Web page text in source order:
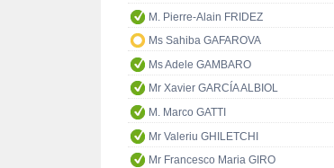
M. Pierre-Alain FRIDEZ
Ms Sahiba GAFAROVA
Ms Adele GAMBARO
Mr Xavier GARCÍA ALBIOL
M. Marco GATTI
Mr Valeriu GHILETCHI
Mr Francesco Maria GIRO